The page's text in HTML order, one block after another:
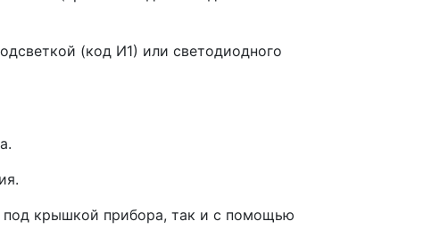
(код И1) или светодиодного
крышкой прибора, так и с помощью